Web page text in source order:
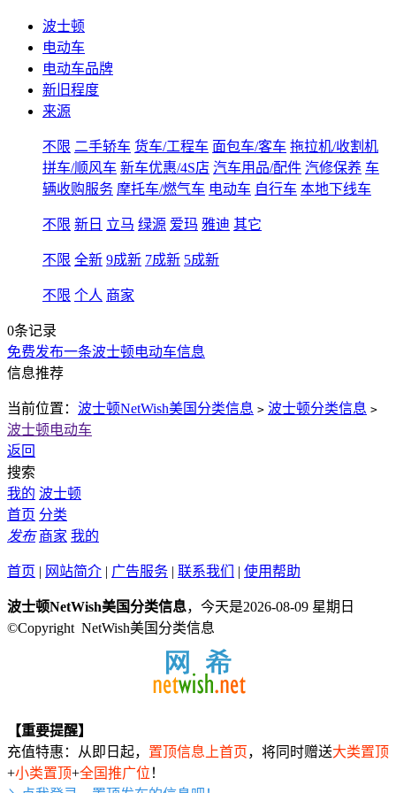
波士顿
电动车
电动车品牌
新旧程度
来源
不限 二手轿车 货车/工程车 面包车/客车 拖拉机/收割机
拼车/顺风车 新车优惠/4S店 汽车用品/配件 汽修保养 车
辆收购服务 摩托车/燃气车 电动车 自行车 本地下线车
不限 新日 立马 绿源 爱玛 雅迪 其它
不限 全新 9成新 7成新 5成新
不限 个人 商家
0条记录
免费发布一条波士顿电动车信息
信息推荐
当前位置： 波士顿NetWish美国分类信息 > 波士顿分类信息 >
波士顿电动车
返回
搜索
我的 波士顿
首页 分类
发布 商家 我的
首页 | 网站简介 | 广告服务 | 联系我们 | 使用帮助
波士顿NetWish美国分类信息，今天是2026-08-09 星期日
©Copyright NetWish美国分类信息
【重要提醒】
充值特惠：从即日起， 置顶信息上首页，将同时赠送大类置顶
+小类置顶+全国推广位 ！